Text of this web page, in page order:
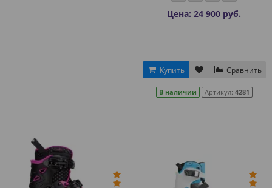
Цена: 24 900 руб.
Купить Сравнить
В наличии Артикул: 4281